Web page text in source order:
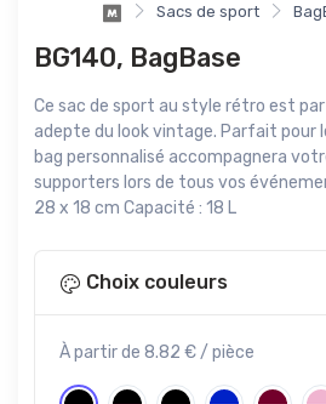
Sacs de sport
BG140, BagBase
Ce sac de sport au style rétro est
adepte du look vintage. Parfait pour
bag personnalisé accompagnera
supporters lors de tous vos
28 x 18 cm Capacité : 18 L
Choix couleurs
À partir de 8.82 € / pièce